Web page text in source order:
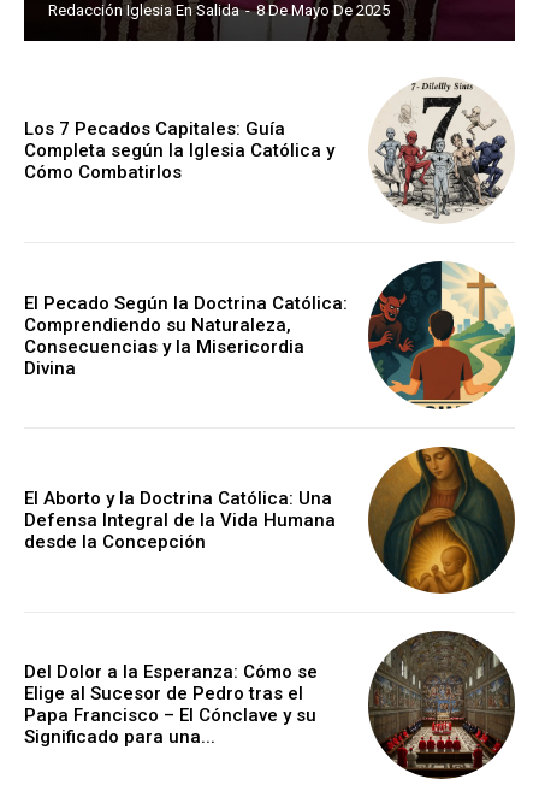
Redacción Iglesia En Salida - 8 De Mayo De 2025
Los 7 Pecados Capitales: Guía
Completa según la Iglesia Católica y
Cómo Combatirlos
El Pecado Según la Doctrina Católica:
Comprendiendo su Naturaleza,
Consecuencias y la Misericordia
Divina
El Aborto y la Doctrina Católica: Una
Defensa Integral de la Vida Humana
desde la Concepción
Del Dolor a la Esperanza: Cómo se
Elige al Sucesor de Pedro tras el
Papa Francisco – El Cónclave y su
Significado para una...